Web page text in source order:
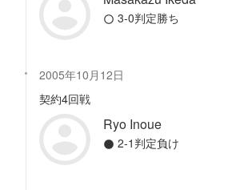
3-0判定勝ち
2005年10月12日
契約4回戦
Ryo Inoue
2-1判定負け